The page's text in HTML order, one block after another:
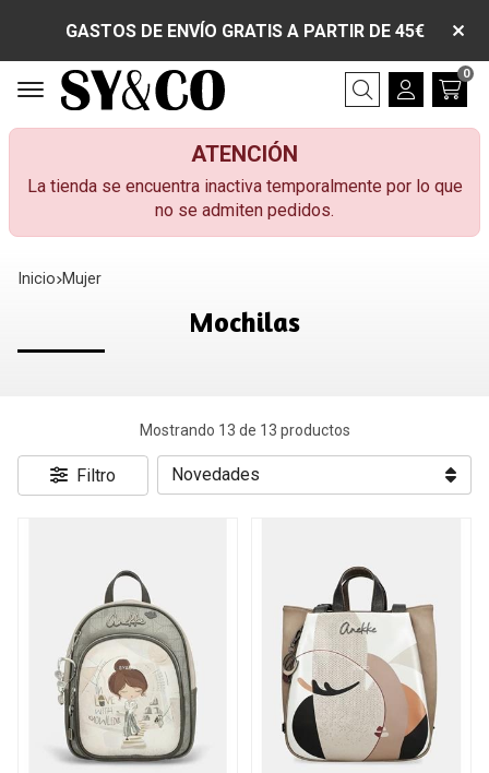
GASTOS DE ENVÍO GRATIS A PARTIR DE 45€
Buscar
0
ATENCIÓN
La tienda se encuentra inactiva temporalmente por lo que
no se admiten pedidos.
Inicio mujer
Mochilas
Mostrando 13 de 13 productos
Filtro